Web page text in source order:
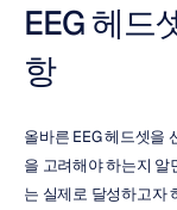
EEG 헤드
항
올바른 EEG 헤드셋을
을 고려해야 하는지 알
는 실제로 달성하고자